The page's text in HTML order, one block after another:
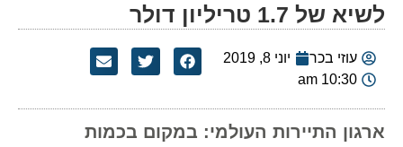
לשיא של 1.7 טריליון דולר
עוזי בכר
יוני 8, 2019
10:30 am
ארגון התיירות העולמי: במקום בכמות